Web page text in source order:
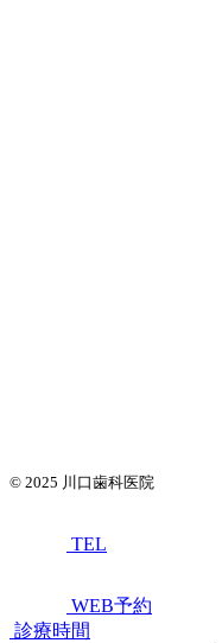
© 2025 川口歯科医院
TEL
WEB予約
診療時間